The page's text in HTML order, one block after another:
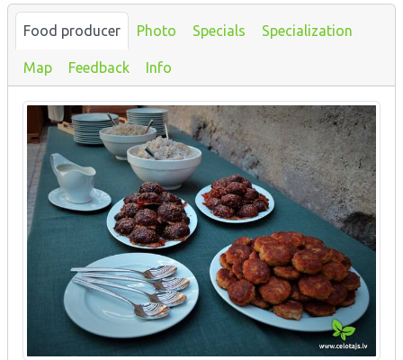
Food producer Photo Specials Specialization
Map Feedback Info